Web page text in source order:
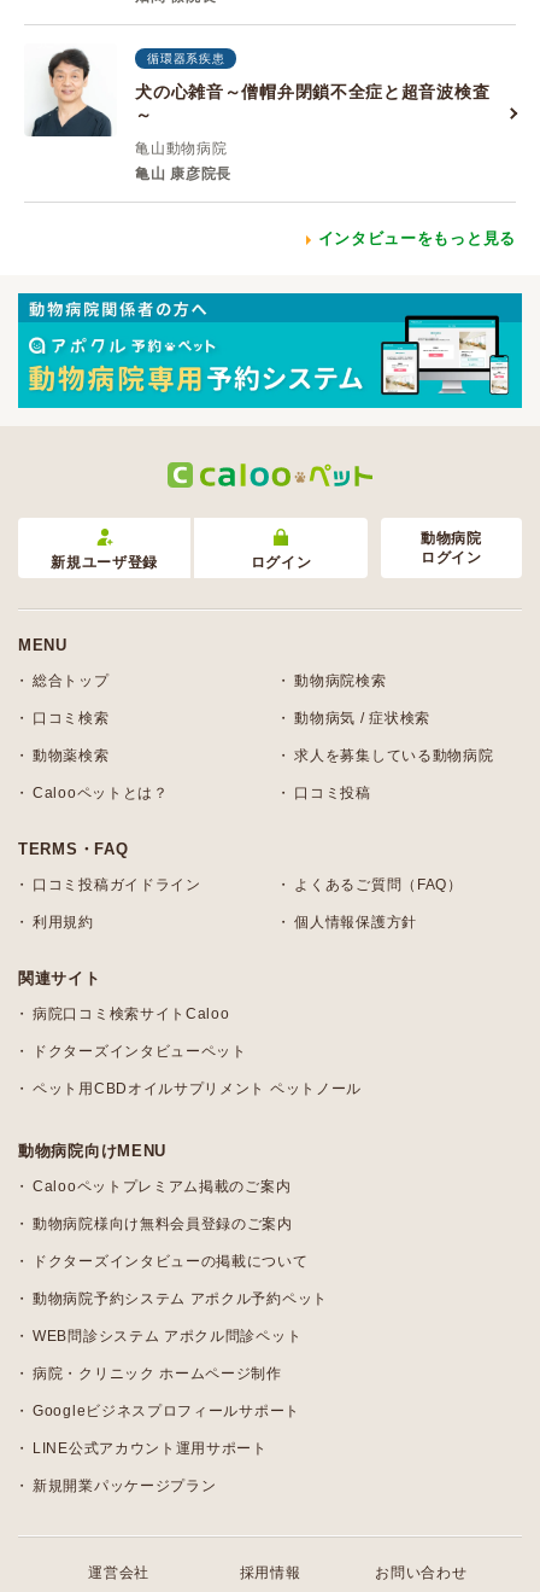
循環器系疾患
犬の心雑音～僧帽弁閉鎖不全症と超音波検査
～
亀山動物病院
亀山 康彦院長
インタビューをもっと見る
新規ユーザ登録 ログイン
動物病院
ログイン
MENU
総合トップ 動物病院検索
口コミ検索 動物病気 / 症状検索
動物薬検索 求人を募集している動物病院
Calooペットとは？ 口コミ投稿
TERMS・FAQ
口コミ投稿ガイドライン よくあるご質問（FAQ）
利用規約 個人情報保護方針
関連サイト
病院口コミ検索サイトCaloo
ドクターズインタビューペット
ペット用CBDオイルサプリメント ペットノール
動物病院向けMENU
Calooペットプレミアム掲載のご案内
動物病院様向け無料会員登録のご案内
ドクターズインタビューの掲載について
動物病院予約システム アポクル予約ペット
WEB問診システム アポクル問診ペット
病院・クリニック ホームページ制作
Googleビジネスプロフィールサポート
LINE公式アカウント運用サポート
新規開業パッケージプラン
運営会社 採用情報 お問い合わせ